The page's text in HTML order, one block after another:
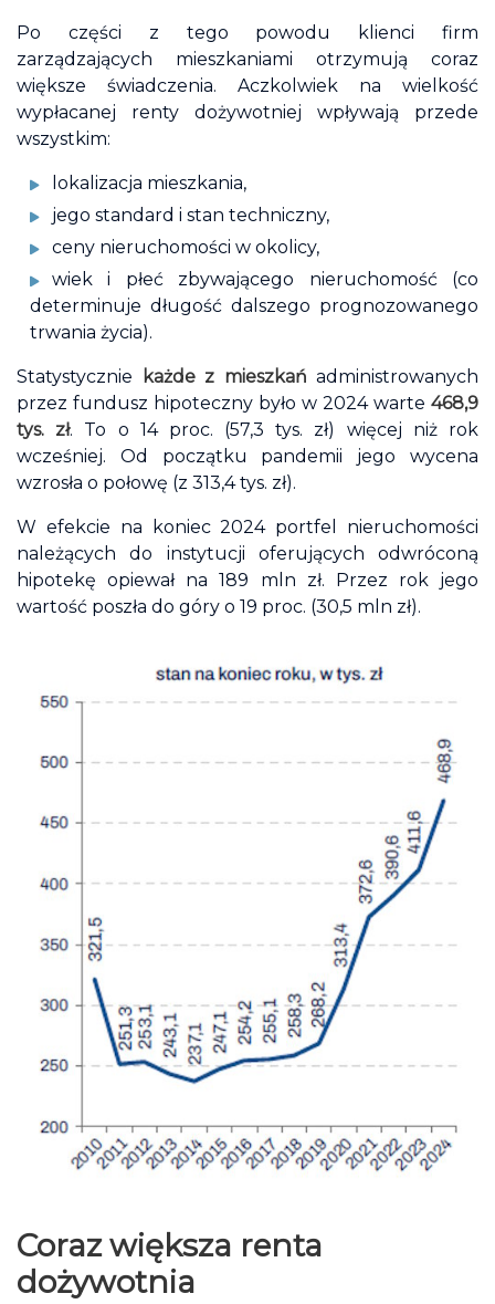
Po części z tego powodu klienci firm
zarządzających mieszkaniami otrzymują coraz
większe świadczenia. Aczkolwiek na wielkość
wypłacanej renty dożywotniej wpływają przede
wszystkim:
lokalizacja mieszkania,
jego standard i stan techniczny,
ceny nieruchomości w okolicy,
wiek i płeć zbywającego nieruchomość (co
determinuje długość dalszego prognozowanego
trwania życia).
Statystycznie każde z mieszkań administrowanych
przez fundusz hipoteczny było w 2024 warte 468,9
tys. zł. To o 14 proc. (57,3 tys. zł) więcej niż rok
wcześniej. Od początku pandemii jego wycena
wzrosła o połowę (z 313,4 tys. zł).
W efekcie na koniec 2024 portfel nieruchomości
należących do instytucji oferujących odwróconą
hipotekę opiewał na 189 mln zł. Przez rok jego
wartość poszła do góry o 19 proc. (30,5 mln zł).
Coraz większa renta
dożywotnia